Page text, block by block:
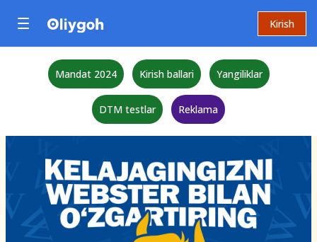
Kirish
Mandat 2024 Kirish ballari Yangiliklar
DTM testlar Reklama